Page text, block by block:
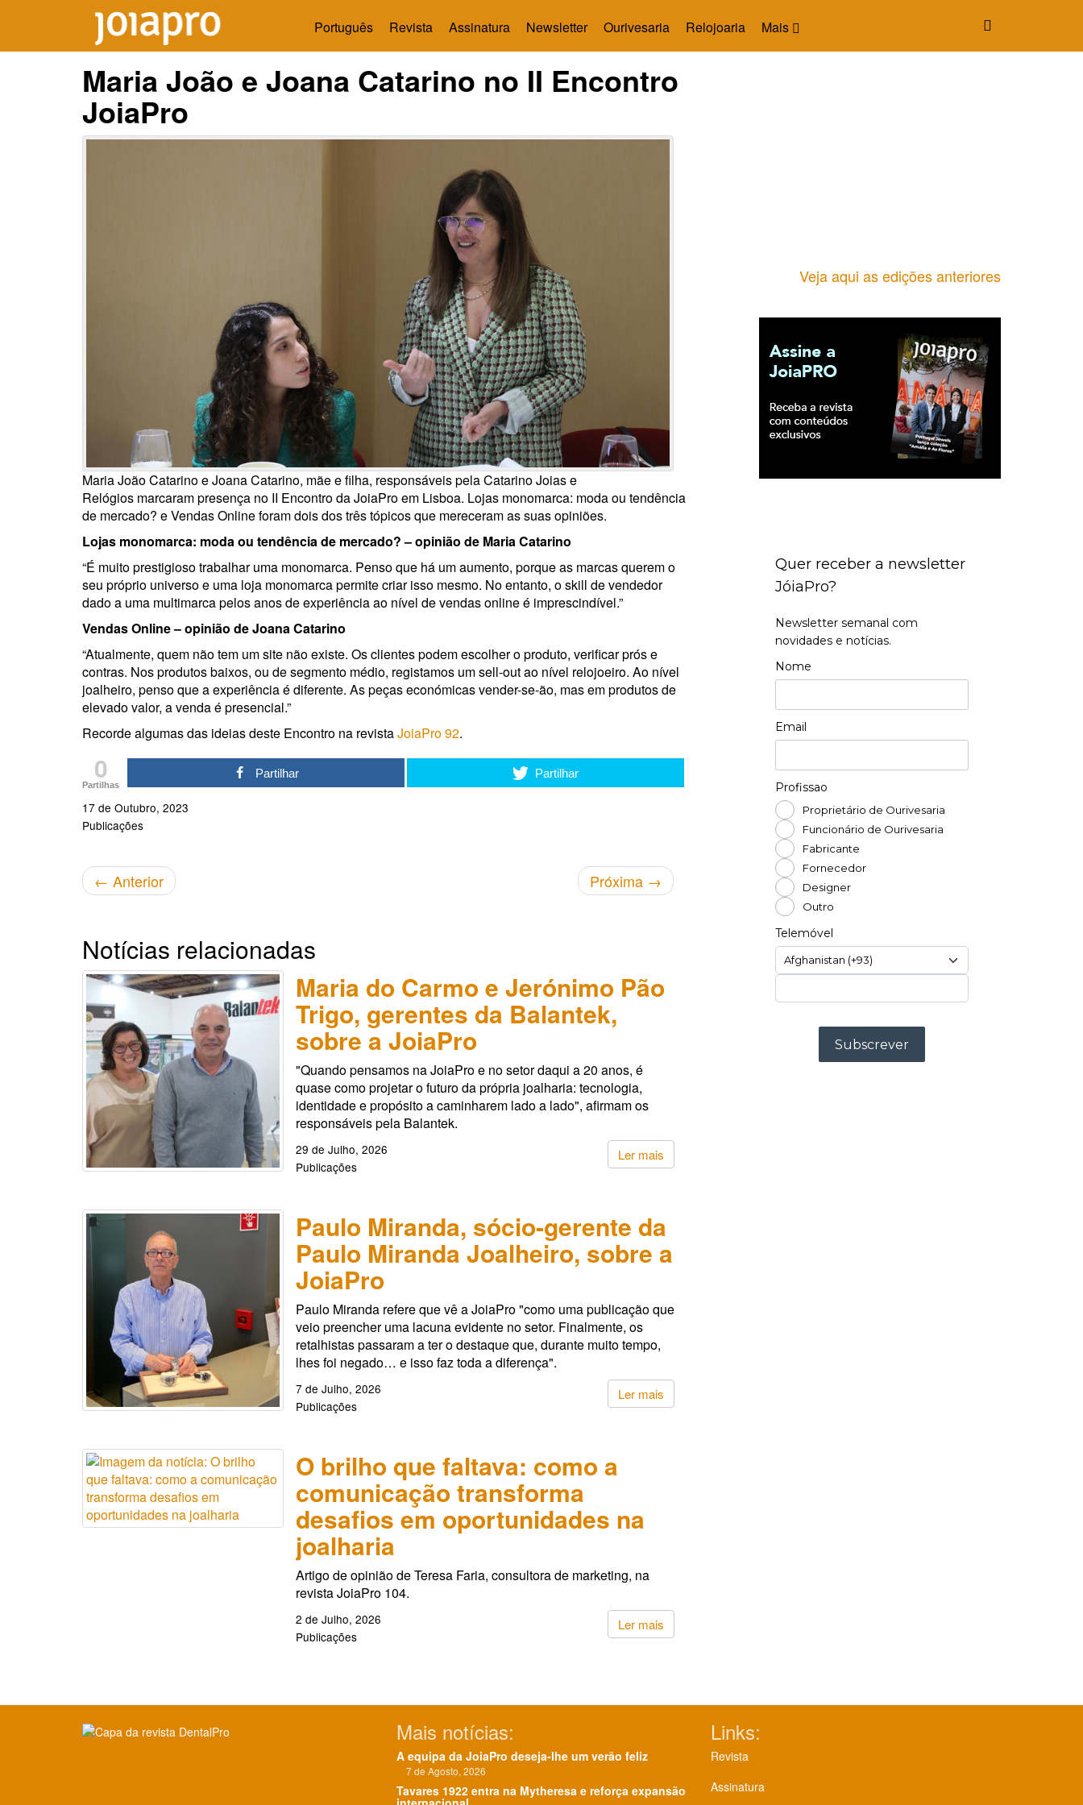
Mais
Português Revista Assinatura Newsletter Ourivesaria Relojoaria
Maria João e Joana Catarino no II Encontro
JoiaPro
Maria João Catarino e Joana Catarino, mãe e filha, responsáveis pela Catarino Joias e
Relógios marcaram presença no II Encontro da JoiaPro em Lisboa. Lojas monomarca: moda ou tendência
de mercado? e Vendas Online foram dois dos três tópicos que mereceram as suas opiniões.
Lojas monomarca: moda ou tendência de mercado? – opinião de Maria Catarino
“É muito prestigioso trabalhar uma monomarca. Penso que há um aumento, porque as marcas querem o
seu próprio universo e uma loja monomarca permite criar isso mesmo. No entanto, o skill de vendedor
dado a uma multimarca pelos anos de experiência ao nível de vendas online é imprescindível.”
Vendas Online – opinião de Joana Catarino
“Atualmente, quem não tem um site não existe. Os clientes podem escolher o produto, verificar prós e
contras. Nos produtos baixos, ou de segmento médio, registamos um sell-out ao nível relojoeiro. Ao nível
joalheiro, penso que a experiência é diferente. As peças económicas vender-se-ão, mas em produtos de
elevado valor, a venda é presencial.”
Recorde algumas das ideias deste Encontro na revistaJoiaPro 92.
0
Partilhas
Partilhar Partilhar
17 de Outubro, 2023
Publicações
← Anterior Próxima →
Veja aqui as edições anteriores
Notícias relacionadas
Maria do Carmo e Jerónimo Pão
Trigo, gerentes da Balantek,
sobre a JoiaPro
"Quando pensamos na JoiaPro e no setor daqui a 20 anos, é
quase como projetar o futuro da própria joalharia: tecnologia,
identidade e propósito a caminharem lado a lado", afirmam os
responsáveis pela Balantek.
Ler mais
29 de Julho, 2026
Publicações
Paulo Miranda, sócio-gerente da
Paulo Miranda Joalheiro, sobre a
JoiaPro
Paulo Miranda refere que vê a JoiaPro "como uma publicação que
veio preencher uma lacuna evidente no setor. Finalmente, os
retalhistas passaram a ter o destaque que, durante muito tempo,
lhes foi negado… e isso faz toda a diferença".
Ler mais
7 de Julho, 2026
Publicações
O brilho que faltava: como a
comunicação transforma
desafios em oportunidades na
joalharia
Artigo de opinião de Teresa Faria, consultora de marketing, na
revista JoiaPro 104.
Ler mais
2 de Julho, 2026
Publicações
Mais notícias:
A equipa da JoiaPro deseja-lhe um verão feliz
7 de Agosto, 2026
Tavares 1922 entra na Mytheresa e reforça expansão
Links:
Revista
Assinatura